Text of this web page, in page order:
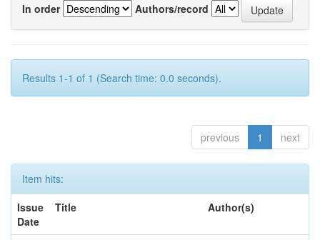
In order
Authors/record
Results 1-1 of 1 (Search time: 0.0 seconds).
previous 1 next
Item hits:
Issue
Date
Title Author(s)